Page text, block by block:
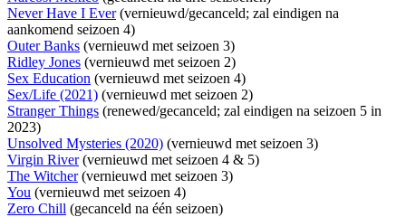
Never Have I Ever(vernieuwd/gecanceld; zal eindigen na
aankomend seizoen 4)
Outer Banks (vernieuwd met seizoen 3)
Ridley Jones (vernieuwd met seizoen 2)
Sex Education (vernieuwd met seizoen 4)
Sex/Life (2021) (vernieuwd met seizoen 2)
Stranger Things (renewed/gecanceld; zal eindigen na seizoen 5 in
2023)
Unsolved Mysteries (2020) (vernieuwd met seizoen 3)
Virgin River(vernieuwd met seizoen 4 & 5)
The Witcher(vernieuwd met seizoen 3)
You (vernieuwd met seizoen 4)
Zero Chill (gecanceld na één seizoen)